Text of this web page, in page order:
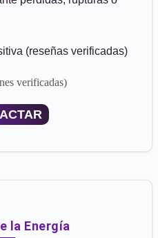
(reseñas verificadas)
verificadas)
la Energía